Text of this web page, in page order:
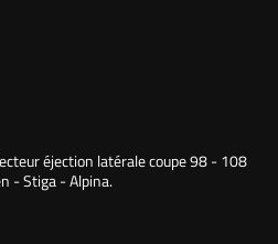
éjection latérale coupe 98 - 108
- Stiga - Alpina.